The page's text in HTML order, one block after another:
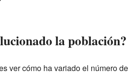
la población?
ver cómo ha variado el número de